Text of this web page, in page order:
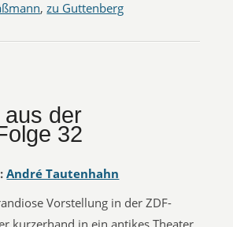
,zu Guttenberg
der
32
André Tautenhahn
Vorstellung in der ZDF-
kurzerhand in ein antikes Theater